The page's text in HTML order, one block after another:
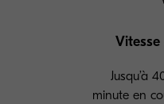
Vitesse
Jusqu’à
minute en